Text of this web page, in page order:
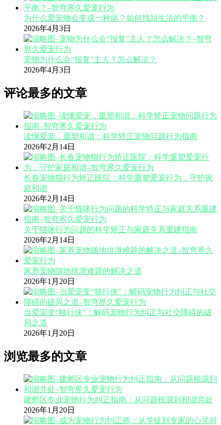
为什么爱宠物会变成一种病？如何找回生活的平衡？
2026年4月3日
宠物为什么会“报复”主人？怎么解决？
2026年4月3日
评论最多的文章
读懂爱宠，重塑和谐：科学矫正宠物问题行为指南
2026年2月14日
长春宠物猫行为矫正医院：科学重塑爱宠行为，守护家
庭和谐
2026年2月14日
关于猫咪行为问题的科学矫正与家庭关系重建指南
2026年2月14日
家养宠物随地排泄难题的解决之道
2026年1月20日
当爱宠变“独行侠”：解码宠物行为纠正与社交障碍的破
局之道
2026年1月20日
浏览最多的文章
建邺区专业宠物行为纠正指南：从问题根源到和谐共处
2026年1月20日